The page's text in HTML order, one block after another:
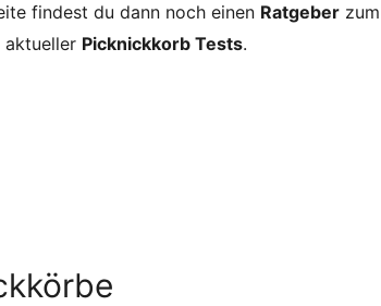
findest du dann noch einen Ratgeberzum
Picknickkorb Tests.